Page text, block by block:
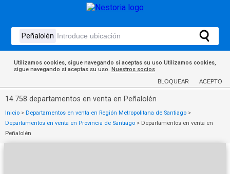
Utilizamos cookies, sigue navegando si aceptas su uso.Utilizamos cookies,
sigue navegando si aceptas su uso. Nuestros socios
BLOQUEAR ACEPTO
14.758 departamentos en venta en Peñalolén
Inicio > Departamentos en venta en Región Metropolitana de Santiago >
Departamentos en venta en Provincia de Santiago > Departamentos en venta en
Peñalolén